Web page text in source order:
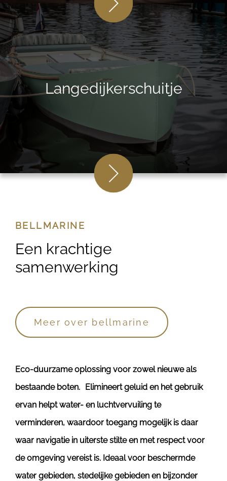
Langedijkerschuitje
BELLMARINE
Een krachtige
samenwerking
Meer over bellmarine
Eco-duurzame oplossing voor zowel nieuwe als
bestaande boten. Elimineert geluid en het gebruik
ervan helpt water- en luchtvervuiling te
verminderen, waardoor toegang mogelijk is daar
waar navigatie in uiterste stilte en met respect voor
de omgeving vereist is. Ideaal voor beschermde
water gebieden, stedelijke gebieden en bijzonder